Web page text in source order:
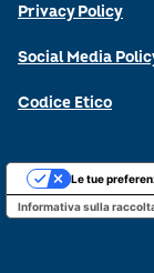
Privacy Policy
Social Media
Codice Etico
Informativa sulla
Le tue